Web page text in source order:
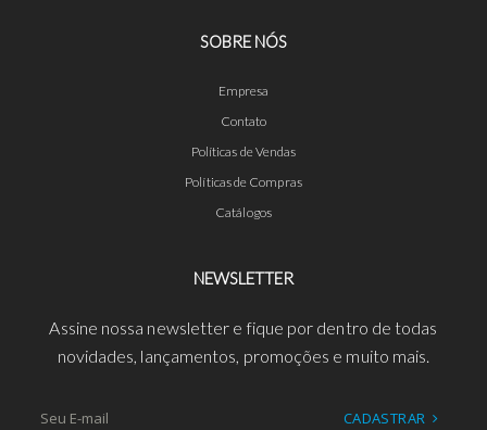
SOBRE NÓS
Empresa
Contato
Políticas de Vendas
Políticas de Compras
Catálogos
NEWSLETTER
Assine nossa newsletter e fique por dentro de todas
novidades, lançamentos, promoções e muito mais.
CADASTRAR